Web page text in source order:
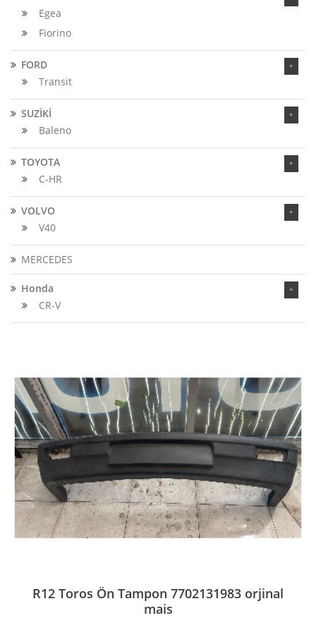
Egea
Fiorino
FORD
Transit
SUZİKİ
Baleno
TOYOTA
C-HR
VOLVO
V40
MERCEDES
Honda
CR-V
R12 Toros Ön Tampon 7702131983 orjinal
mais